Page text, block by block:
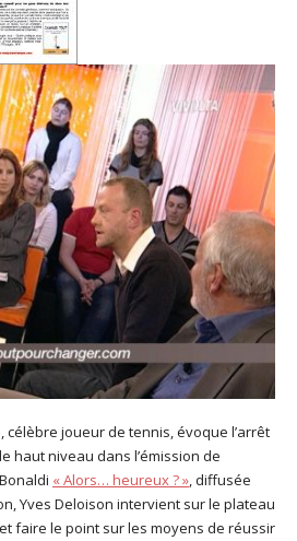
célèbre joueur de tennis, évoque l’arrêt
haut niveau dans l’émission de
« Alors… heureux ? », diffusée
Yves Deloison intervient sur le plateau
faire le point sur les moyens de réussir